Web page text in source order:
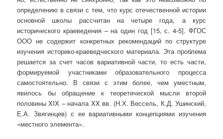
определению в связи с тем, что курс отечественной истории
основной школы рассчитан на четыре года, а курс
исторического краеведения – на один год [15, с. 4-5]. ФГОС
ООО не содержит конкретных рекомендаций по структуре
изучения историко-краеведческого материала. Эта проблема
решается за счет часов вариативной части, то есть части,
формируемой участниками образовательного процесса
самостоятельно. В связи с этим более, чем уместным,
явилось бы обращение к теоретической мысли второй
половины XIX – начала XX вв. (Н.Х. Вессель, К.Д. Ушинский,
Е.А. Звягинцев) с ее вариативными концепциями изучения
«местного элемента».